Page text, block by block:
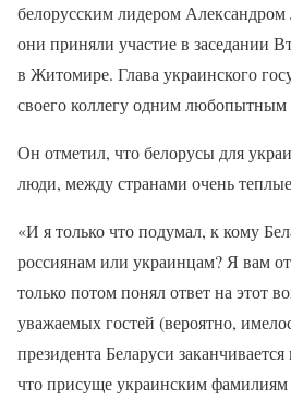
белорусским лидером
они приняли участие в заседании
в Житомире. Глава украинского
своего коллегу одним любопытным
Он отметил, что белорусы для
люди, между странами очень
«И я только что подумал, к кому
россиянам или украинцам? Я вам
только потом понял ответ на этот
уважаемых гостей (вероятно,
президента Беларуси
что присуще украинским фамилиям